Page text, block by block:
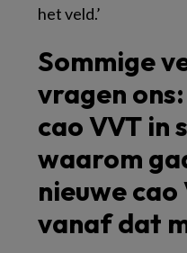
het veld.’
Sommige
vragen
cao VVT in
waarom
nieuwe cao
vanaf dat